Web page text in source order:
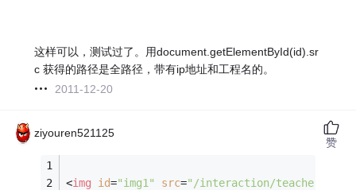
这样可以，测试过了。用document.getElementById(id).sr
c 获得的路径是全路径，带有ip地址和工程名的。
2011-12-20
ziyouren521125
<img id="img1" src="/interaction/teacher/
赞